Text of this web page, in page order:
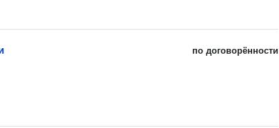
по договорённости